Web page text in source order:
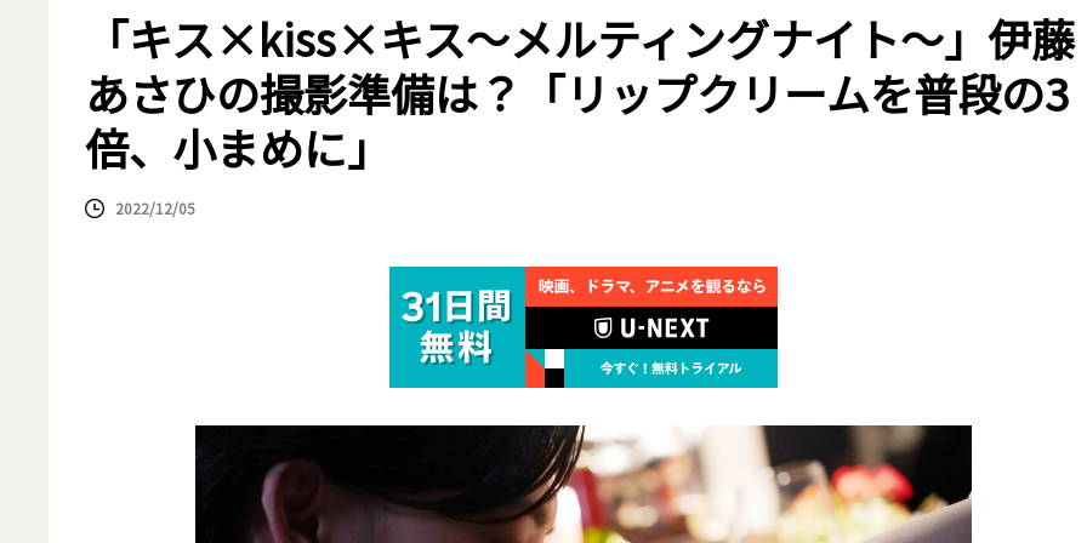
「キス×kiss×キス～メルティングナイト～」伊藤
あさひの撮影準備は？「リップクリームを普段の3
倍、小まめに」
2022/12/05